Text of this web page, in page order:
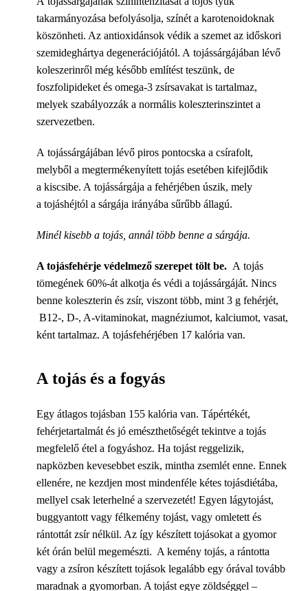
takarmányozása befolyásolja, színét a karotenoidoknak
köszönheti. Az antioxidánsok védik a szemet az időskori
szemideghártya degenerációjától. A tojássárgájában lévő
koleszerinről még később említést teszünk, de
foszfolipideket és omega-3 zsírsavakat is tartalmaz,
melyek szabályozzák a normális koleszterinszintet a
szervezetben.
A tojássárgájában lévő piros pontocska a csírafolt,
melyből a megtermékenyített tojás esetében kifejlődik
a kiscsibe. A tojássárgája a fehérjében úszik, mely
a tojáshéjtól a sárgája irányába sűrűbb állagú.
Minél kisebb a tojás, annál több benne a sárgája.
A tojásfehérje védelmező szerepet tölt be. A tojás
tömegének 60%-át alkotja és védi a tojássárgáját. Nincs
benne koleszterin és zsír, viszont több, mint 3 g fehérjét,
B12-, D-, A-vitaminokat, magnéziumot, kalciumot, vasat,
ként tartalmaz. A tojásfehérjében 17 kalória van.
A tojás és a fogyás
Egy átlagos tojásban 155 kalória van. Tápértékét,
fehérjetartalmát és jó emészthetőségét tekintve a tojás
megfelelő étel a fogyáshoz. Ha tojást reggelizik,
napközben kevesebbet eszik, mintha zsemlét enne. Ennek
ellenére, ne kezdjen most mindenféle kétes tojásdiétába,
mellyel csak leterhelné a szervezetét! Egyen lágytojást,
buggyantott vagy félkemény tojást, vagy omletett és
rántottát zsír nélkül. Az így készített tojásokat a gyomor
két órán belül megemészti. A kemény tojás, a rántotta
vagy a zsíron készített tojások legalább egy órával tovább
maradnak a gyomorban. A tojást egye zöldséggel –